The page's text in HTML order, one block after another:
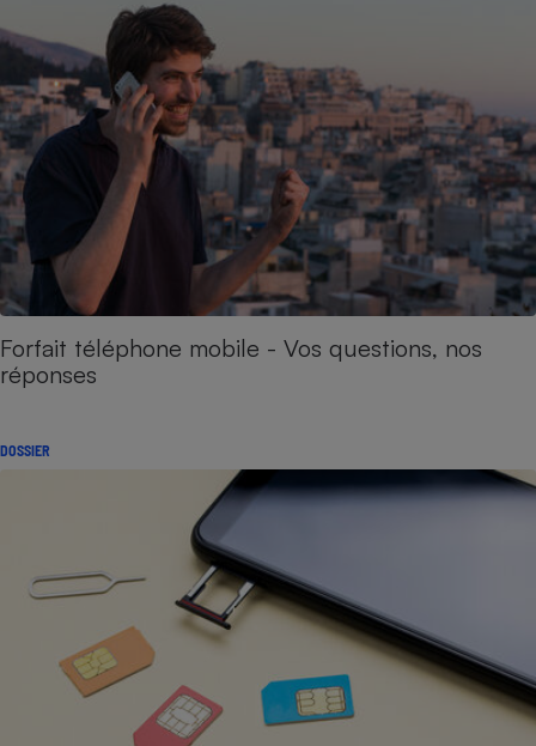
Forfait téléphone mobile - Vos questions, nos
réponses
DOSSIER